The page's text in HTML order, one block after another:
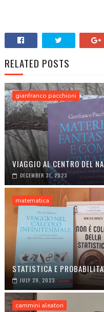
RELATED POSTS
gianfranco pacchioni
VIAGGIO AL CENTRO DEL
DECEMBER 31, 2023
matematica
STATISTICA E
JULY 29, 2023
cammini aleatori